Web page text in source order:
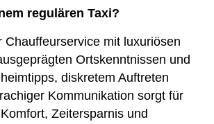
regulären Taxi?
Chauffeurservice mit luxuriösen
Ortskenntnissen und
diskretem Auftreten
Kommunikation sorgt für
Zeitersparnis und